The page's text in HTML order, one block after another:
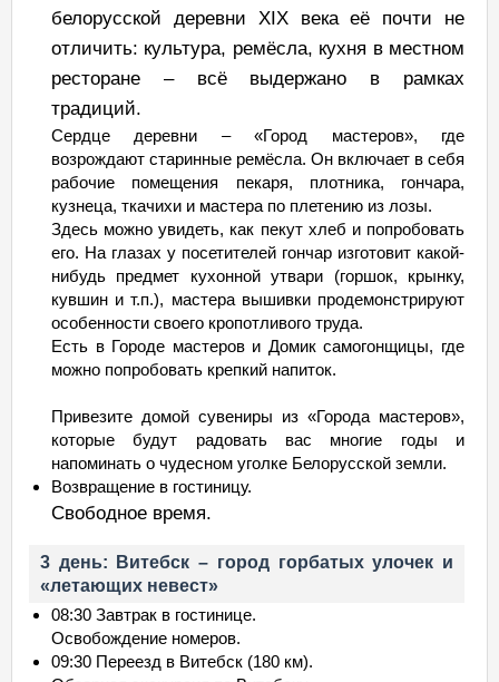
белорусской деревни XIX века её почти не
отличить: культура, ремёсла, кухня в местном
ресторане – всё выдержано в рамках
традиций.
Сердце деревни – «Город мастеров», где
возрождают старинные ремёсла. Он включает в себя
рабочие помещения пекаря, плотника, гончара,
кузнеца, ткачихи и мастера по плетению из лозы.
Здесь можно увидеть, как пекут хлеб и попробовать
его. На глазах у посетителей гончар изготовит какой-
нибудь предмет кухонной утвари (горшок, крынку,
кувшин и т.п.), мастера вышивки продемонстрируют
особенности своего кропотливого труда.
Есть в Городе мастеров и Домик самогонщицы, где
можно попробовать крепкий напиток.
Привезите домой сувениры из «Города мастеров»,
которые будут радовать вас многие годы и
напоминать о чудесном уголке Белорусской земли.
Возвращение в гостиницу.
Свободное время.
3 день: Витебск – город горбатых улочек и
«летающих невест»
08:30 Завтрак в гостинице.
Освобождение номеров.
09:30 Переезд в Витебск (180 км).